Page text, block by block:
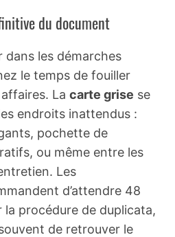
du document
dans les démarches
le temps de fouiller
La carte grise se
endroits inattendus :
pochette de
ou même entre les
Les
d’attendre 48
la procédure de duplicata,
de retrouver le